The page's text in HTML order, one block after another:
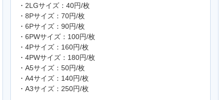
・2LGサイズ：40円/枚
・8Pサイズ：70円/枚
・6Pサイズ：90円/枚
・6PWサイズ：100円/枚
・4Pサイズ：160円/枚
・4PWサイズ：180円/枚
・A5サイズ：50円/枚
・A4サイズ：140円/枚
・A3サイズ：250円/枚